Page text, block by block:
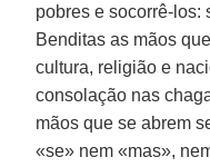
pobres e socorrê-los:
Benditas as mãos
cultura, religião e
consolação nas
mãos que se abrem
«se» nem «mas»,